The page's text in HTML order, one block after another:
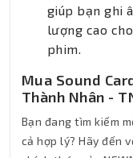
giúp bạn ghi
lượng cao
phim.
Mua Sound
Thành Nhân -
Bạn đang tìm kiếm
cả hợp lý? Hãy đến